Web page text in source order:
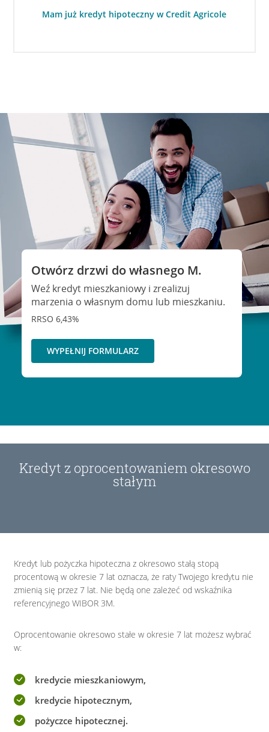
Mam już kredyt hipoteczny w Credit Agricole
Otwórz drzwi do własnego M.
Weź kredyt mieszkaniowy i zrealizuj
marzenia o własnym domu lub mieszkaniu.
RRSO 6,43%
WYPEŁNIJ FORMULARZ
Kredyt z oprocentowaniem okresowo
stałym
Kredyt lub pożyczka hipoteczna z okresowo stałą stopą
procentową w okresie 7 lat oznacza, że raty Twojego kredytu nie
zmienią się przez 7 lat. Nie będą one zależeć od wskaźnika
referencyjnego WIBOR 3M.
Oprocentowanie okresowo stałe w okresie 7 lat możesz wybrać
w:
kredycie mieszkaniowym,
kredycie hipotecznym,
pożyczce hipotecznej.